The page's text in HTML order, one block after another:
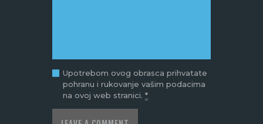
Upotrebom ovog obrasca prihvatate
pohranu i rukovanje vašim podacima
na ovoj web stranici.*